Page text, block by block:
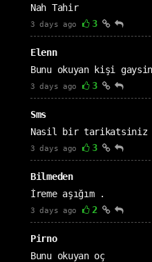
Nah Tahir
3 days ago 3
Elenn
Bunu okuyan kişi gaysin
3 days ago 3
Sms
Nasil bir tarikatsiniz
3 days ago 3
Bilmeden
İreme aşığım .
3 days ago 2
Pirno
Bunu okuyan oç